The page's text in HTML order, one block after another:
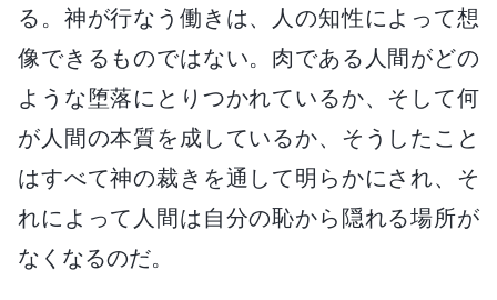
る。神が行なう働きは、人の知性によって想
像できるものではない。肉である人間がどの
ような堕落にとりつかれているか、そして何
が人間の本質を成しているか、そうしたこと
はすべて神の裁きを通して明らかにされ、そ
れによって人間は自分の恥から隠れる場所が
なくなるのだ。